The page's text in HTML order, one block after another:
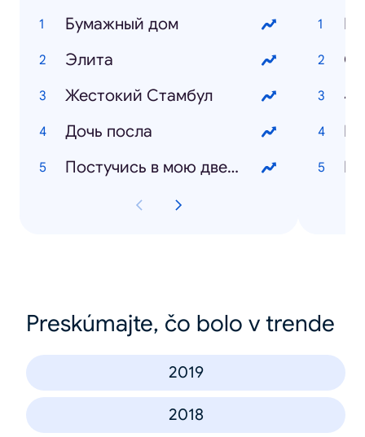
Бумажный дом
Элита
Жестокий Стамбул
Дочь посла
Постучись в мою дверь
Preskúmajte, čo bolo v trende
2019
2018